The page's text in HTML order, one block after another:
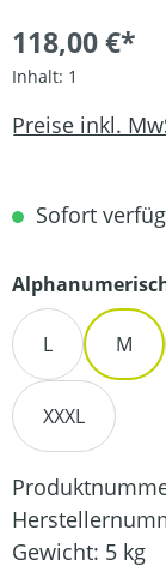
118,00 €*
Inhalt: 1
Preise inkl.
Sofort
L M
XXXL
Gewicht: 5 kg